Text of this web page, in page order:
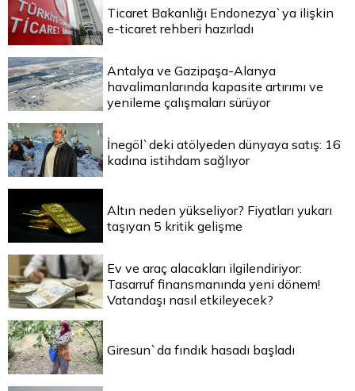
Ticaret Bakanlığı Endonezya`ya ilişkin
e-ticaret rehberi hazırladı
Antalya ve Gazipaşa-Alanya
havalimanlarında kapasite artırımı ve
yenileme çalışmaları sürüyor
İnegöl`deki atölyeden dünyaya satış: 16
kadına istihdam sağlıyor
Altın neden yükseliyor? Fiyatları yukarı
taşıyan 5 kritik gelişme
Ev ve araç alacakları ilgilendiriyor:
Tasarruf finansmanında yeni dönem!
Vatandaşı nasıl etkileyecek?
Giresun`da fındık hasadı başladı